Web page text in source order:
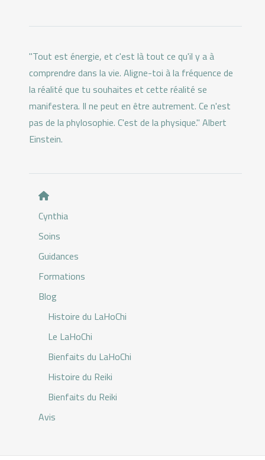
"Tout est énergie, et c'est là tout ce qu'il y a à
comprendre dans la vie. Aligne-toi à la fréquence de
la réalité que tu souhaites et cette réalité se
manifestera. Il ne peut en être autrement. Ce n'est
pas de la phylosophie. C'est de la physique." Albert
Einstein.
Cynthia
Soins
Guidances
Formations
Blog
Histoire du LaHoChi
Le LaHoChi
Bienfaits du LaHoChi
Histoire du Reiki
Bienfaits du Reiki
Avis